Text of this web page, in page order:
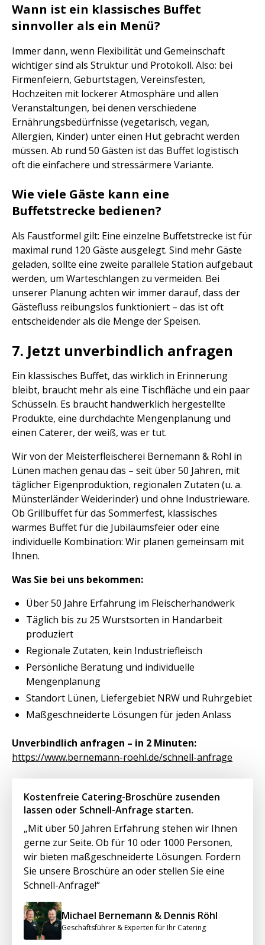
Wann ist ein klassisches Buffet
sinnvoller als ein Menü?
Immer dann, wenn Flexibilität und Gemeinschaft
wichtiger sind als Struktur und Protokoll. Also: bei
Firmenfeiern, Geburtstagen, Vereinsfesten,
Hochzeiten mit lockerer Atmosphäre und allen
Veranstaltungen, bei denen verschiedene
Ernährungsbedürfnisse (vegetarisch, vegan,
Allergien, Kinder) unter einen Hut gebracht werden
müssen. Ab rund 50 Gästen ist das Buffet logistisch
oft die einfachere und stressärmere Variante.
Wie viele Gäste kann eine
Buffetstrecke bedienen?
Als Faustformel gilt: Eine einzelne Buffetstrecke ist für
maximal rund 120 Gäste ausgelegt. Sind mehr Gäste
geladen, sollte eine zweite parallele Station aufgebaut
werden, um Warteschlangen zu vermeiden. Bei
unserer Planung achten wir immer darauf, dass der
Gästefluss reibungslos funktioniert – das ist oft
entscheidender als die Menge der Speisen.
7. Jetzt unverbindlich anfragen
Ein klassisches Buffet, das wirklich in Erinnerung
bleibt, braucht mehr als eine Tischfläche und ein paar
Schüsseln. Es braucht handwerklich hergestellte
Produkte, eine durchdachte Mengenplanung und
einen Caterer, der weiß, was er tut.
Wir von der Meisterfleischerei Bernemann & Röhl in
Lünen machen genau das – seit über 50 Jahren, mit
täglicher Eigenproduktion, regionalen Zutaten (u. a.
Münsterländer Weiderinder) und ohne Industrieware.
Ob Grillbuffet für das Sommerfest, klassisches
warmes Buffet für die Jubiläumsfeier oder eine
individuelle Kombination: Wir planen gemeinsam mit
Ihnen.
Was Sie bei uns bekommen:
Über 50 Jahre Erfahrung im Fleischerhandwerk
Täglich bis zu 25 Wurstsorten in Handarbeit
produziert
Regionale Zutaten, kein Industriefleisch
Persönliche Beratung und individuelle
Mengenplanung
Standort Lünen, Liefergebiet NRW und Ruhrgebiet
Maßgeschneiderte Lösungen für jeden Anlass
Unverbindlich anfragen – in 2 Minuten:
https://www.bernemann-roehl.de/schnell-anfrage
Kostenfreie Catering-Broschüre zusenden
lassen oder Schnell-Anfrage starten.
„Mit über 50 Jahren Erfahrung stehen wir Ihnen
gerne zur Seite. Ob für 10 oder 1000 Personen,
wir bieten maßgeschneiderte Lösungen. Fordern
Sie unsere Broschüre an oder stellen Sie eine
Schnell-Anfrage!“
Michael Bernemann & Dennis Röhl
Geschäftsführer & Experten für Ihr Catering